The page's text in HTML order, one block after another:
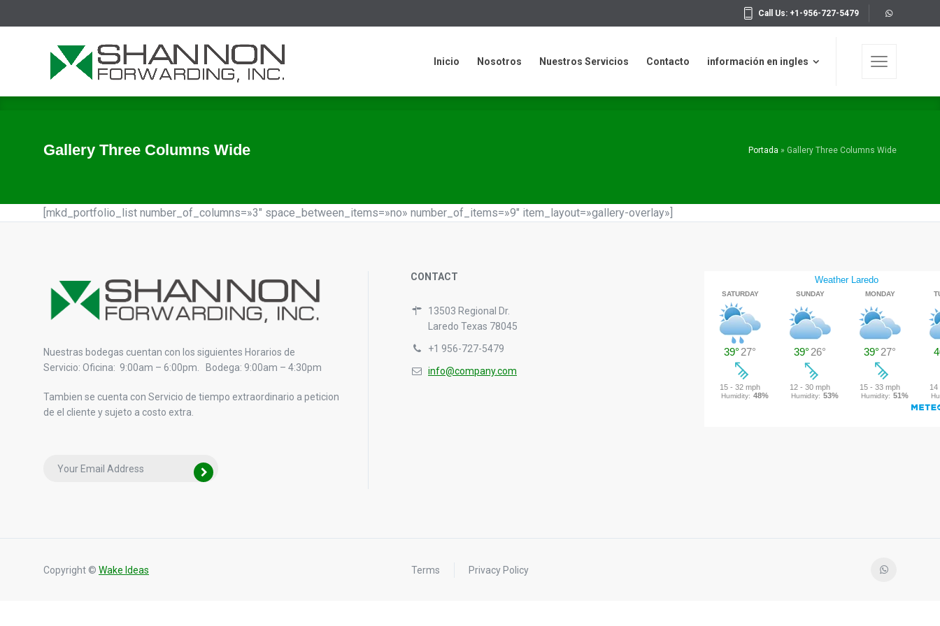
Call Us: +1-956-727-5479
Inicio Nosotros Nuestros Servicios Contacto información en ingles
Copyrights 2019 © WAKE IDEAS
Gallery Three Columns Wide Portada » Gallery Three Columns Wide
[mkd_portfolio_list number_of_columns=»3″ space_between_items=»no» number_of_items=»9″ item_layout=»gallery-overlay»]
Nuestras bodegas cuentan con los siguientes Horarios de
Servicio: Oficina: 9:00am – 6:00pm. Bodega: 9:00am – 4:30pm
Tambien se cuenta con Servicio de tiempo extraordinario a peticion
de el cliente y sujeto a costo extra.
CONTACT
13503 Regional Dr.
Laredo Texas 78045
+1 956-727-5479
info@company.com
Copyright © Wake Ideas Terms Privacy Policy